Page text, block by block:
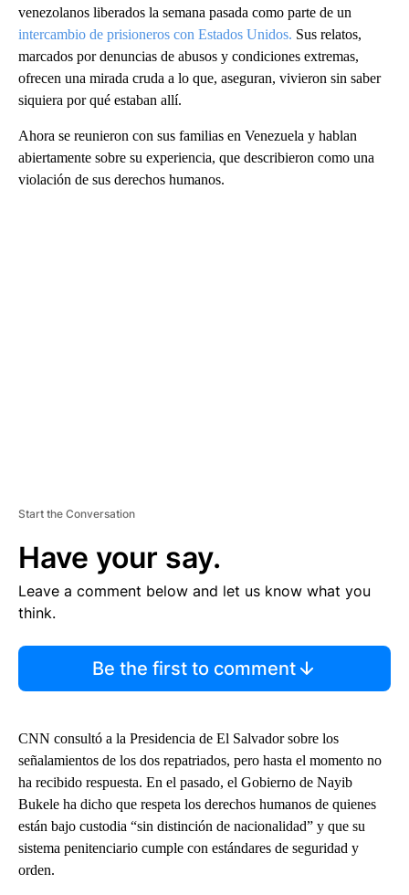
venezolanos liberados la semana pasada como parte de un
intercambio de prisioneros con Estados Unidos. Sus relatos,
marcados por denuncias de abusos y condiciones extremas,
ofrecen una mirada cruda a lo que, aseguran, vivieron sin saber
siquiera por qué estaban allí.
Ahora se reunieron con sus familias en Venezuela y hablan
abiertamente sobre su experiencia, que describieron como una
violación de sus derechos humanos.
Start the Conversation
Have your say.
Leave a comment below and let us know what you
think.
Be the first to comment
CNN consultó a la Presidencia de El Salvador sobre los
señalamientos de los dos repatriados, pero hasta el momento no
ha recibido respuesta. En el pasado, el Gobierno de Nayib
Bukele ha dicho que respeta los derechos humanos de quienes
están bajo custodia “sin distinción de nacionalidad” y que su
sistema penitenciario cumple con estándares de seguridad y
orden.